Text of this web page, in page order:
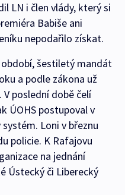
LN i člen vlády, který si
Babiše ani
nepodařilo získat.
období, šestiletý mandát
a podle zákona už
poslední době čelí
ÚOHS postupoval v
Loni v březnu
policie. K Rafajovu
na jednání
Ústecký či Liberecký